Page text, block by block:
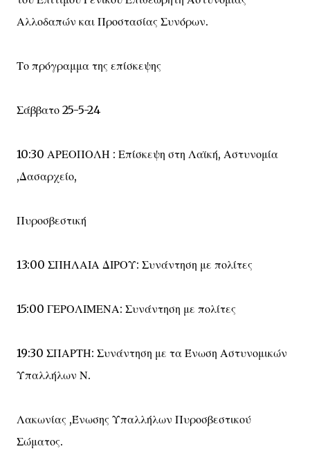
Αλλοδαπών και Προστασίας Συνόρων.
Το πρόγραμμα της επίσκεψης
Σάββατο 25-5-24
10:30 ΑΡΕΟΠΟΛΗ : Επίσκεψη στη Λαϊκή, Αστυνομία
,Δασαρχείο,
Πυροσβεστική
13:00 ΣΠΗΛΑΙΑ ΔΙΡΟΥ: Συνάντηση με πολίτες
15:00 ΓΕΡΟΛΙΜΕΝΑ: Συνάντηση με πολίτες
19:30 ΣΠΑΡΤΗ: Συνάντηση με τα Ένωση Αστυνομικών
Υπαλλήλων Ν.
Λακωνίας ,Ένωσης Υπαλλήλων Πυροσβεστικού
Σώματος.